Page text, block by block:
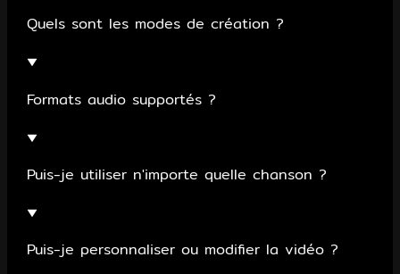
Quels sont les modes de création ?
▼
Formats audio supportés ?
▼
Puis-je utiliser n'importe quelle chanson ?
▼
Puis-je personnaliser ou modifier la vidéo ?